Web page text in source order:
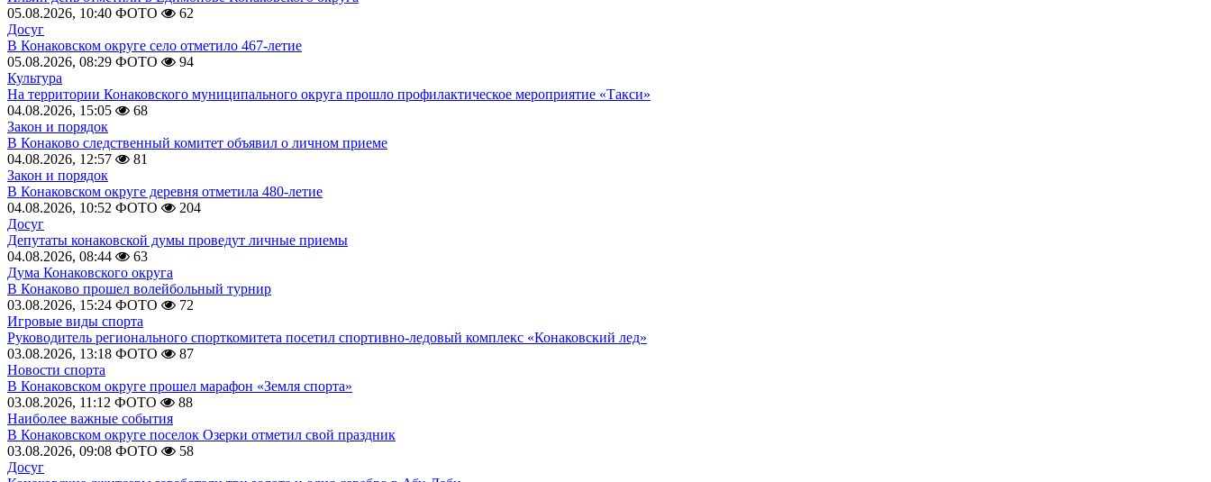
05.08.2026, 10:40 ФОТО
62
Досуг
В Конаковском округе село отметило 467-летие
05.08.2026, 08:29 ФОТО
94
Культура
На территории Конаковского муниципального округа прошло профилактическое мероприятие «Такси»
04.08.2026, 15:05
68
Закон и порядок
В Конаково следственный комитет объявил о личном приеме
04.08.2026, 12:57
81
Закон и порядок
В Конаковском округе деревня отметила 480-летие
04.08.2026, 10:52 ФОТО
204
Досуг
Депутаты конаковской думы проведут личные приемы
04.08.2026, 08:44
63
Дума Конаковского округа
В Конаково прошел волейбольный турнир
03.08.2026, 15:24 ФОТО
72
Игровые виды спорта
Руководитель регионального спорткомитета посетил спортивно-ледовый комплекс «Конаковский лед»
03.08.2026, 13:18 ФОТО
87
Новости спорта
В Конаковском округе прошел марафон «Земля спорта»
03.08.2026, 11:12 ФОТО
88
Наиболее важные события
В Конаковском округе поселок Озерки отметил свой праздник
03.08.2026, 09:08 ФОТО
58
Досуг